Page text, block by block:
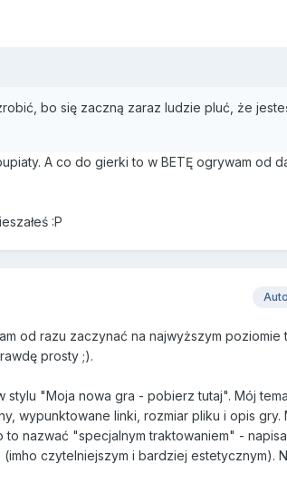
bo się zaczną zaraz ludzie pluć, że
A co do gierki to w BETĘ ogrywam od
:P
od razu zaczynać na najwyższym poziomie
prosty ;).
"Moja nowa gra - pobierz tutaj". Mój
wypunktowane linki, rozmiar pliku i opis gry.
nazwać "specjalnym traktowaniem" -
czytelniejszym i bardziej estetycznym).